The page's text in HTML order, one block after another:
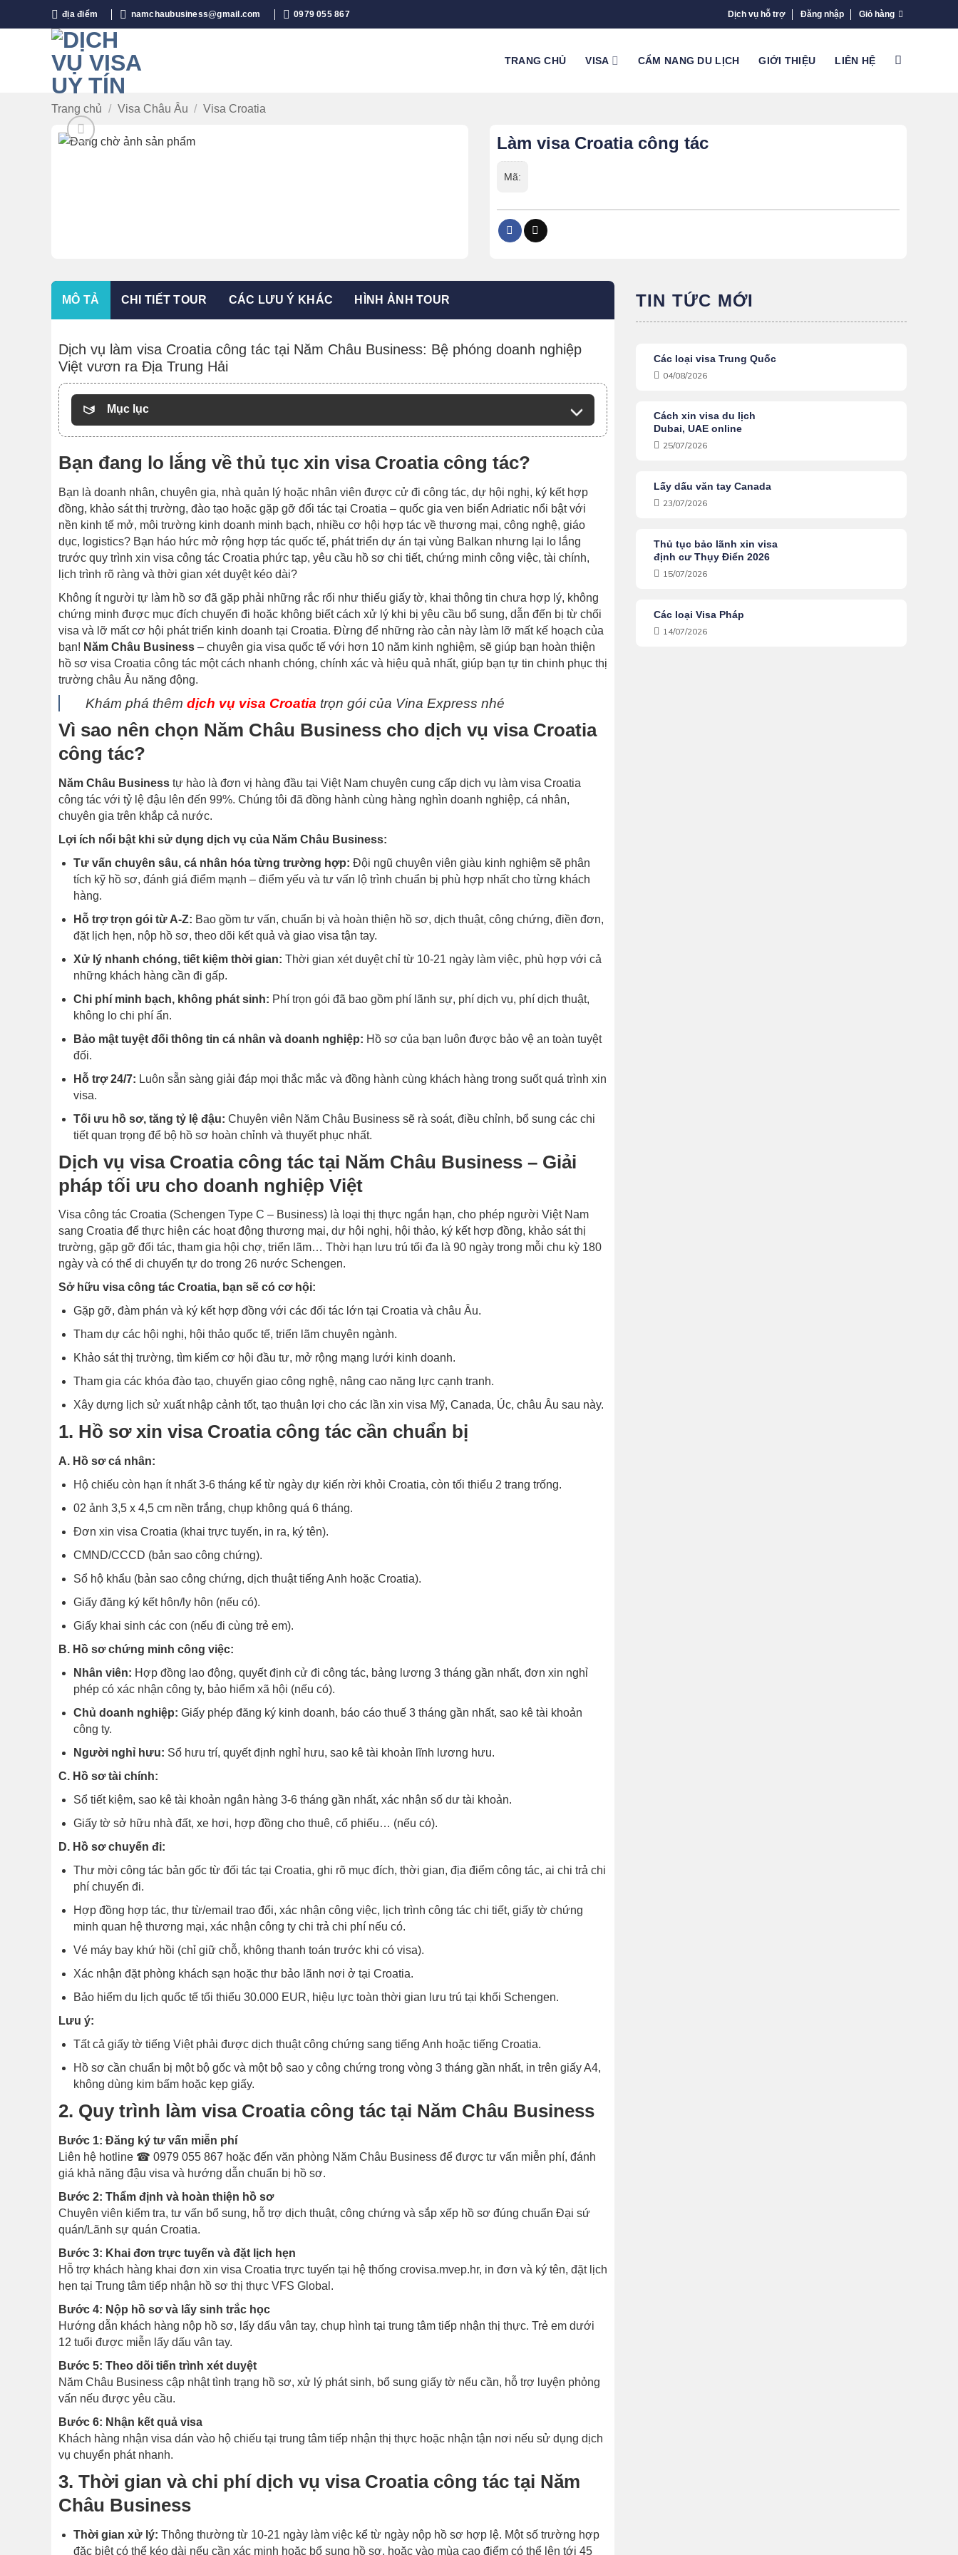
qua
địa điểm namchaubusiness@gmail.com 0979 055 867 Dịch vụ hỗ trợ Đăng nhập Giỏ hàng
TRANG CHỦ VISA CẨM NANG DU LỊCH GIỚI THIỆU LIÊN HỆ
Trang chủ / Visa Châu Âu / Visa Croatia
Làm visa Croatia công tác
Mã:
MÔ TẢ CHI TIẾT TOUR CÁC LƯU Ý KHÁC HÌNH ẢNH TOUR
Dịch vụ làm visa Croatia công tác tại Năm Châu Business: Bệ phóng doanh nghiệp
Việt vươn ra Địa Trung Hải
Mục lục
Bạn đang lo lắng về thủ tục xin visa Croatia công tác?
Bạn là doanh nhân, chuyên gia, nhà quản lý hoặc nhân viên được cử đi công tác, dự hội nghị, ký kết hợp
đồng, khảo sát thị trường, đào tạo hoặc gặp gỡ đối tác tại Croatia – quốc gia ven biển Adriatic nổi bật với
nền kinh tế mở, môi trường kinh doanh minh bạch, nhiều cơ hội hợp tác về thương mại, công nghệ, giáo
dục, logistics? Bạn háo hức mở rộng hợp tác quốc tế, phát triển dự án tại vùng Balkan nhưng lại lo lắng
trước quy trình xin visa công tác Croatia phức tạp, yêu cầu hồ sơ chi tiết, chứng minh công việc, tài chính,
lịch trình rõ ràng và thời gian xét duyệt kéo dài?
Không ít người tự làm hồ sơ đã gặp phải những rắc rối như thiếu giấy tờ, khai thông tin chưa hợp lý, không
chứng minh được mục đích chuyến đi hoặc không biết cách xử lý khi bị yêu cầu bổ sung, dẫn đến bị từ chối
visa và lỡ mất cơ hội phát triển kinh doanh tại Croatia. Đừng để những rào cản này làm lỡ mất kế hoạch của
bạn! Năm Châu Business – chuyên gia visa quốc tế với hơn 10 năm kinh nghiệm, sẽ giúp bạn hoàn thiện
hồ sơ visa Croatia công tác một cách nhanh chóng, chính xác và hiệu quả nhất, giúp bạn tự tin chinh phục thị
trường châu Âu năng động.
Khám phá thêm dịch vụ visa Croatia trọn gói của Vina Express nhé
Vì sao nên chọn Năm Châu Business cho dịch vụ visa Croatia
công tác?
Năm Châu Business tự hào là đơn vị hàng đầu tại Việt Nam chuyên cung cấp dịch vụ làm visa Croatia
công tác với tỷ lệ đậu lên đến 99%. Chúng tôi đã đồng hành cùng hàng nghìn doanh nghiệp, cá nhân,
chuyên gia trên khắp cả nước.
Lợi ích nổi bật khi sử dụng dịch vụ của Năm Châu Business:
Tư vấn chuyên sâu, cá nhân hóa từng trường hợp: Đội ngũ chuyên viên giàu kinh nghiệm sẽ phân
tích kỹ hồ sơ, đánh giá điểm mạnh – điểm yếu và tư vấn lộ trình chuẩn bị phù hợp nhất cho từng khách
hàng.
Hỗ trợ trọn gói từ A-Z: Bao gồm tư vấn, chuẩn bị và hoàn thiện hồ sơ, dịch thuật, công chứng, điền đơn,
đặt lịch hẹn, nộp hồ sơ, theo dõi kết quả và giao visa tận tay.
Xử lý nhanh chóng, tiết kiệm thời gian: Thời gian xét duyệt chỉ từ 10-21 ngày làm việc, phù hợp với cả
những khách hàng cần đi gấp.
Chi phí minh bạch, không phát sinh: Phí trọn gói đã bao gồm phí lãnh sự, phí dịch vụ, phí dịch thuật,
không lo chi phí ẩn.
Bảo mật tuyệt đối thông tin cá nhân và doanh nghiệp: Hồ sơ của bạn luôn được bảo vệ an toàn tuyệt
đối.
Hỗ trợ 24/7: Luôn sẵn sàng giải đáp mọi thắc mắc và đồng hành cùng khách hàng trong suốt quá trình xin
visa.
Tối ưu hồ sơ, tăng tỷ lệ đậu: Chuyên viên Năm Châu Business sẽ rà soát, điều chỉnh, bổ sung các chi
tiết quan trọng để bộ hồ sơ hoàn chỉnh và thuyết phục nhất.
Dịch vụ visa Croatia công tác tại Năm Châu Business – Giải
pháp tối ưu cho doanh nghiệp Việt
Visa công tác Croatia (Schengen Type C – Business) là loại thị thực ngắn hạn, cho phép người Việt Nam
sang Croatia để thực hiện các hoạt động thương mại, dự hội nghị, hội thảo, ký kết hợp đồng, khảo sát thị
trường, gặp gỡ đối tác, tham gia hội chợ, triển lãm… Thời hạn lưu trú tối đa là 90 ngày trong mỗi chu kỳ 180
ngày và có thể di chuyển tự do trong 26 nước Schengen.
Sở hữu visa công tác Croatia, bạn sẽ có cơ hội:
Gặp gỡ, đàm phán và ký kết hợp đồng với các đối tác lớn tại Croatia và châu Âu.
Tham dự các hội nghị, hội thảo quốc tế, triển lãm chuyên ngành.
Khảo sát thị trường, tìm kiếm cơ hội đầu tư, mở rộng mạng lưới kinh doanh.
Tham gia các khóa đào tạo, chuyển giao công nghệ, nâng cao năng lực cạnh tranh.
Xây dựng lịch sử xuất nhập cảnh tốt, tạo thuận lợi cho các lần xin visa Mỹ, Canada, Úc, châu Âu sau này.
1. Hồ sơ xin visa Croatia công tác cần chuẩn bị
A. Hồ sơ cá nhân:
Hộ chiếu còn hạn ít nhất 3-6 tháng kể từ ngày dự kiến rời khỏi Croatia, còn tối thiểu 2 trang trống.
02 ảnh 3,5 x 4,5 cm nền trắng, chụp không quá 6 tháng.
Đơn xin visa Croatia (khai trực tuyến, in ra, ký tên).
CMND/CCCD (bản sao công chứng).
Sổ hộ khẩu (bản sao công chứng, dịch thuật tiếng Anh hoặc Croatia).
Giấy đăng ký kết hôn/ly hôn (nếu có).
Giấy khai sinh các con (nếu đi cùng trẻ em).
B. Hồ sơ chứng minh công việc:
Nhân viên: Hợp đồng lao động, quyết định cử đi công tác, bảng lương 3 tháng gần nhất, đơn xin nghỉ
phép có xác nhận công ty, bảo hiểm xã hội (nếu có).
Chủ doanh nghiệp: Giấy phép đăng ký kinh doanh, báo cáo thuế 3 tháng gần nhất, sao kê tài khoản
công ty.
Người nghỉ hưu: Sổ hưu trí, quyết định nghỉ hưu, sao kê tài khoản lĩnh lương hưu.
C. Hồ sơ tài chính:
Sổ tiết kiệm, sao kê tài khoản ngân hàng 3-6 tháng gần nhất, xác nhận số dư tài khoản.
Giấy tờ sở hữu nhà đất, xe hơi, hợp đồng cho thuê, cổ phiếu… (nếu có).
D. Hồ sơ chuyến đi:
Thư mời công tác bản gốc từ đối tác tại Croatia, ghi rõ mục đích, thời gian, địa điểm công tác, ai chi trả chi
phí chuyến đi.
Hợp đồng hợp tác, thư từ/email trao đổi, xác nhận công việc, lịch trình công tác chi tiết, giấy tờ chứng
minh quan hệ thương mại, xác nhận công ty chi trả chi phí nếu có.
Vé máy bay khứ hồi (chỉ giữ chỗ, không thanh toán trước khi có visa).
Xác nhận đặt phòng khách sạn hoặc thư bảo lãnh nơi ở tại Croatia.
Bảo hiểm du lịch quốc tế tối thiểu 30.000 EUR, hiệu lực toàn thời gian lưu trú tại khối Schengen.
Lưu ý:
Tất cả giấy tờ tiếng Việt phải được dịch thuật công chứng sang tiếng Anh hoặc tiếng Croatia.
Hồ sơ cần chuẩn bị một bộ gốc và một bộ sao y công chứng trong vòng 3 tháng gần nhất, in trên giấy A4,
không dùng kim bấm hoặc kẹp giấy.
2. Quy trình làm visa Croatia công tác tại Năm Châu Business
Bước 1: Đăng ký tư vấn miễn phí
Liên hệ hotline ☎ 0979 055 867 hoặc đến văn phòng Năm Châu Business để được tư vấn miễn phí, đánh
giá khả năng đậu visa và hướng dẫn chuẩn bị hồ sơ.
Bước 2: Thẩm định và hoàn thiện hồ sơ
Chuyên viên kiểm tra, tư vấn bổ sung, hỗ trợ dịch thuật, công chứng và sắp xếp hồ sơ đúng chuẩn Đại sứ
quán/Lãnh sự quán Croatia.
Bước 3: Khai đơn trực tuyến và đặt lịch hẹn
Hỗ trợ khách hàng khai đơn xin visa Croatia trực tuyến tại hệ thống crovisa.mvep.hr, in đơn và ký tên, đặt lịch
hẹn tại Trung tâm tiếp nhận hồ sơ thị thực VFS Global.
Bước 4: Nộp hồ sơ và lấy sinh trắc học
Hướng dẫn khách hàng nộp hồ sơ, lấy dấu vân tay, chụp hình tại trung tâm tiếp nhận thị thực. Trẻ em dưới
12 tuổi được miễn lấy dấu vân tay.
Bước 5: Theo dõi tiến trình xét duyệt
Năm Châu Business cập nhật tình trạng hồ sơ, xử lý phát sinh, bổ sung giấy tờ nếu cần, hỗ trợ luyện phỏng
vấn nếu được yêu cầu.
Bước 6: Nhận kết quả visa
Khách hàng nhận visa dán vào hộ chiếu tại trung tâm tiếp nhận thị thực hoặc nhận tận nơi nếu sử dụng dịch
vụ chuyển phát nhanh.
3. Thời gian và chi phí dịch vụ visa Croatia công tác tại Năm
Châu Business
Thời gian xử lý: Thông thường từ 10-21 ngày làm việc kể từ ngày nộp hồ sơ hợp lệ. Một số trường hợp
đặc biệt có thể kéo dài nếu cần xác minh hoặc bổ sung hồ sơ, hoặc vào mùa cao điểm có thể lên tới 45
TIN TỨC MỚI
Các loại visa Trung Quốc
04/08/2026
Cách xin visa du lịch
Dubai, UAE online
25/07/2026
Lấy dấu văn tay Canada
23/07/2026
Thủ tục bảo lãnh xin visa
định cư Thụy Điển 2026
15/07/2026
Các loại Visa Pháp
14/07/2026